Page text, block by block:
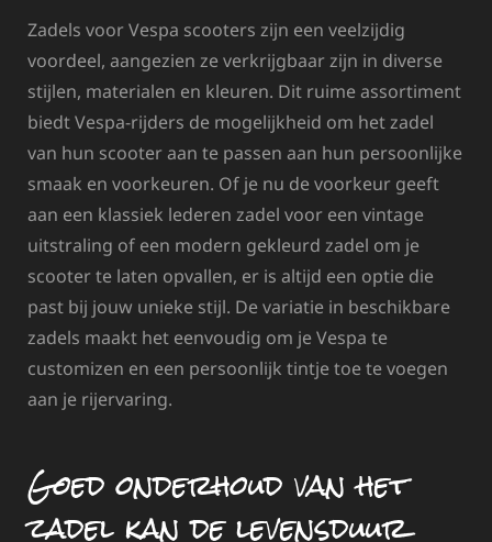
Zadels voor Vespa scooters zijn een veelzijdig
voordeel, aangezien ze verkrijgbaar zijn in diverse
stijlen, materialen en kleuren. Dit ruime assortiment
biedt Vespa-rijders de mogelijkheid om het zadel
van hun scooter aan te passen aan hun persoonlijke
smaak en voorkeuren. Of je nu de voorkeur geeft
aan een klassiek lederen zadel voor een vintage
uitstraling of een modern gekleurd zadel om je
scooter te laten opvallen, er is altijd een optie die
past bij jouw unieke stijl. De variatie in beschikbare
zadels maakt het eenvoudig om je Vespa te
customizen en een persoonlijk tintje toe te voegen
aan je rijervaring.
Goed onderhoud van het
zadel kan de levensduur